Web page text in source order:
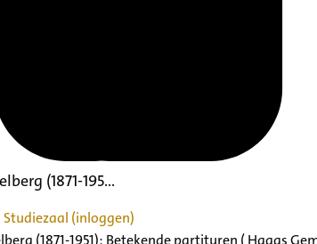
(1871-195...
(inloggen)
(1871-1951): Betekende partituren ( Haags